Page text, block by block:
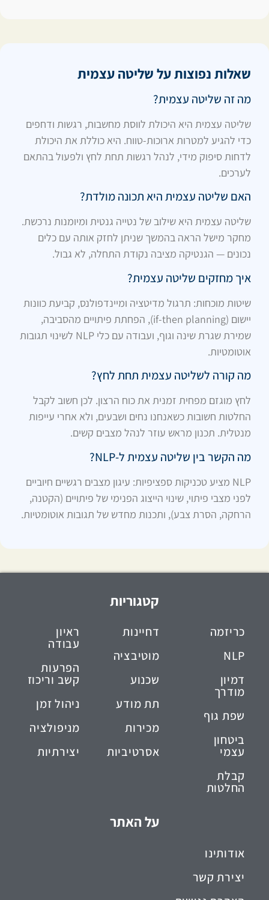
שאלות נפוצות על שליטה עצמית
מה זה שליטה עצמית?
שליטה עצמית היא היכולת לווסת מחשבות, רגשות ודחפים
כדי להגיע למטרות ארוכות-טווח. היא כוללת את היכולת
לדחות סיפוק מידי, לנהל רגשות תחת לחץ ולפעול בהתאם
לערכים.
האם שליטה עצמית היא תכונה מולדת?
שליטה עצמית היא שילוב של נטייה גנטית ומיומנות נרכשת.
מחקר מישל הראה בהמשך שניתן לחזק אותה עם כלים
נכונים — הגנטיקה מציבה נקודת התחלה, לא גבול.
איך מחזקים שליטה עצמית?
שיטות מוכחות: תרגול מדיטציה ומיינדפולנס, קביעת כוונות
יישום (if-then planning), הפחתת פיתויים מהסביבה,
שמירת שגרת שינה וגוף, ועבודה עם כלי NLP לשינוי תגובות
אוטומטיות.
מה קורה לשליטה עצמית תחת לחץ?
לחץ מוגזם מפחית זמנית את כוח הרצון. לכן חשוב לקבל
החלטות חשובות כשאנחנו נחים ושבעים, ולא אחרי עייפות
מנטלית. תכנון מראש עוזר לנהל מצבים קשים.
מה הקשר בין שליטה עצמית ל-NLP?
NLP מציע טכניקות ספציפיות: עיגון מצבים רגשיים חיוביים
לפני מצבי פיתוי, שינוי הייצוג הפנימי של פיתויים (הקטנה,
הרחקה, הסרת צבע), ותכנות מחדש של תגובות אוטומטיות.
קטגוריות
כריזמה
NLP
דמיון
מודרך
שפת גוף
ביטחון
עצמי
קבלת
החלטות
דחיינות
מוטיבציה
שכנוע
תת מודע
מכירות
אסרטיביות
ראיון
עבודה
הפרעות
קשב וריכוז
ניהול זמן
מניפולציה
יצירתיות
על האתר
אודותינו
יצירת קשר